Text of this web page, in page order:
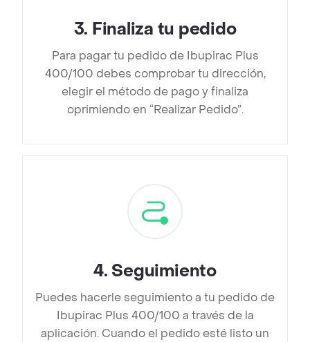
3. Finaliza tu pedido
Para pagar tu pedido de Ibupirac Plus
400/100 debes comprobar tu dirección,
elegir el método de pago y finaliza
oprimiendo en “Realizar Pedido”.
4. Seguimiento
Puedes hacerle seguimiento a tu pedido de
Ibupirac Plus 400/100 a través de la
aplicación. Cuando el pedido esté listo un